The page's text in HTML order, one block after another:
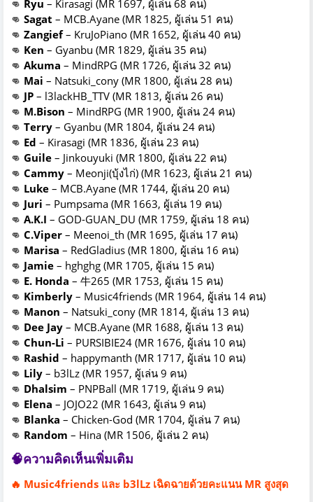
👊 Ryu – Kirasagi (MR 1697, ผู้เล่น 68 คน)
👊 Sagat – MCB.Ayane (MR 1825, ผู้เล่น 51 คน)
👊 Zangief– KruJoPiano (MR 1652, ผู้เล่น 40 คน)
👊 Ken – Gyanbu (MR 1829, ผู้เล่น 35 คน)
👊 Akuma – MindRPG (MR 1726, ผู้เล่น 32 คน)
👊 Mai – Natsuki_cony (MR 1800, ผู้เล่น 28 คน)
👊 JP – l3lackHB_TTV (MR 1813, ผู้เล่น 26 คน)
👊 M.Bison – MindRPG (MR 1900, ผู้เล่น 24 คน)
👊 Terry – Gyanbu (MR 1804, ผู้เล่น 24 คน)
👊 Ed – Kirasagi (MR 1836, ผู้เล่น 23 คน)
👊 Guile – Jinkouyuki (MR 1800, ผู้เล่น 22 คน)
👊 Cammy – Meonji(บุ้งไก่) (MR 1623, ผู้เล่น 21 คน)
👊 Luke – MCB.Ayane (MR 1744, ผู้เล่น 20 คน)
👊 Juri – Pumpsama (MR 1663, ผู้เล่น 19 คน)
👊 A.K.I – GOD-GUAN_DU (MR 1759, ผู้เล่น 18 คน)
👊 C.Viper – Meenoi_th (MR 1695, ผู้เล่น 17 คน)
👊 Marisa – RedGladius (MR 1800, ผู้เล่น 16 คน)
👊 Jamie – hghghg (MR 1705, ผู้เล่น 15 คน)
👊 E. Honda – 牛265 (MR 1753, ผู้เล่น 15 คน)
👊 Kimberly – Music4friends (MR 1964, ผู้เล่น 14 คน)
👊 Manon – Natsuki_cony (MR 1814, ผู้เล่น 13 คน)
👊 Dee Jay – MCB.Ayane (MR 1688, ผู้เล่น 13 คน)
👊 Chun-Li – PURSIBIE24 (MR 1676, ผู้เล่น 10 คน)
👊 Rashid – happymanth (MR 1717, ผู้เล่น 10 คน)
👊 Lily – b3lLz (MR 1957, ผู้เล่น 9 คน)
👊 Dhalsim – PNPBall (MR 1719, ผู้เล่น 9 คน)
👊 Elena – JOJO22 (MR 1643, ผู้เล่น 9 คน)
👊 Blanka – Chicken-God (MR 1704, ผู้เล่น 7 คน)
👊 Random – Hina (MR 1506, ผู้เล่น 2 คน)
🧠ความคิดเห็นเพิ่มเติม
🔥 Music4friends และ b3lLz เฉิดฉายด้วยคะแนน MR สูงสุด